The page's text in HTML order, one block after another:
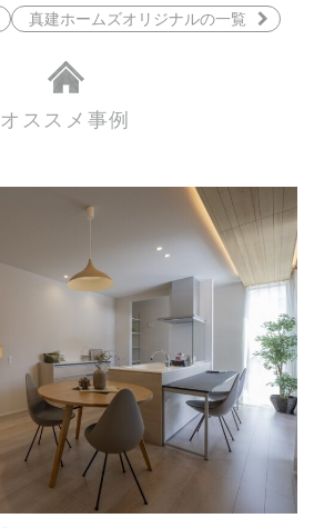
真建ホームズオリジナルの一覧
オススメ事例